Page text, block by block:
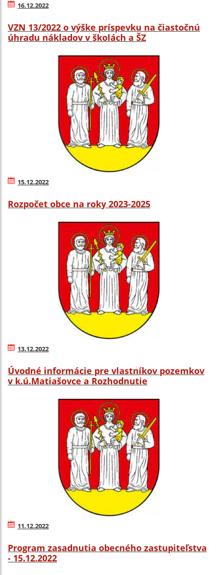
16.12.2022
VZN 13/2022 o výške príspevku na čiastočnú
úhradu nákladov v školách a ŠZ
15.12.2022
Rozpočet obce na roky 2023-2025
13.12.2022
Úvodné informácie pre vlastníkov pozemkov
v k.ú.Matiašovce a Rozhodnutie
11.12.2022
Program zasadnutia obecného zastupiteľstva
- 15.12.2022